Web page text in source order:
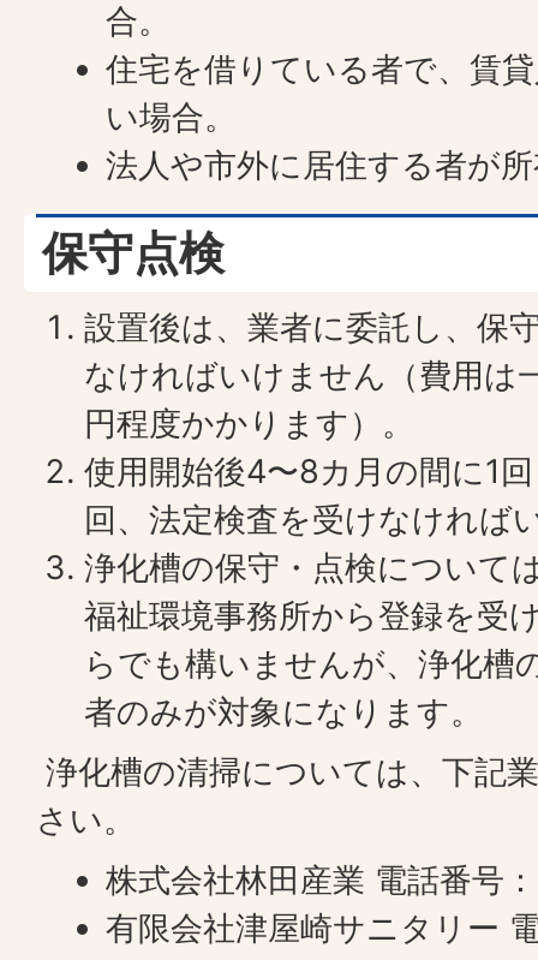
合。
住宅を借りている者で、賃
い場合。
法人や市外に居住する者が
保守点検
設置後は、業者に委託し、保
なければいけません（費用は
円程度かかります）。
使用開始後4〜8カ月の間に1
回、法定検査を受けなければ
浄化槽の保守・点検について
福祉環境事務所から登録を受
らでも構いませんが、浄化槽
者のみが対象になります。
浄化槽の清掃については、下記
さい。
株式会社林田産業 電話番号
有限会社津屋崎サニタリー